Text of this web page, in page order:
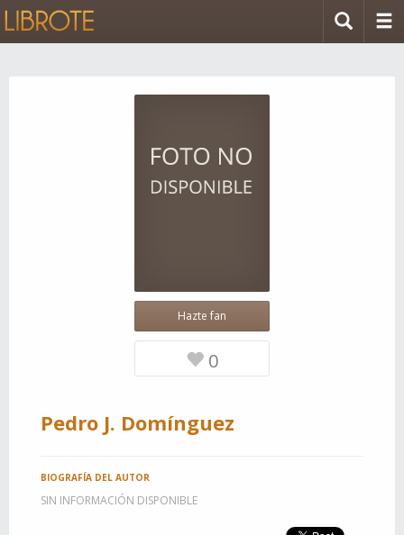
Hazte fan
0
Pedro J. Domínguez
BIOGRAFÍA DEL AUTOR
SIN INFORMACIÓN DISPONIBLE